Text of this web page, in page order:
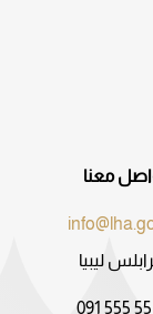
معنا
ليبيا
091 555